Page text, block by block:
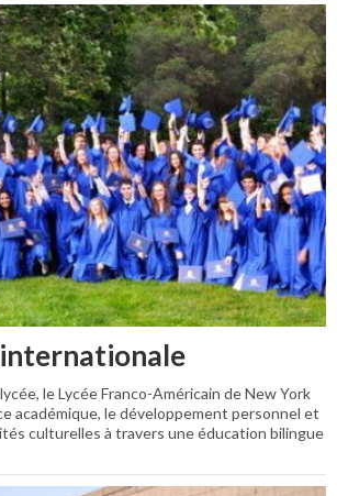
internationale
le Lycée Franco-Américain de New York
académique, le développement personnel et
culturelles à travers une éducation bilingue